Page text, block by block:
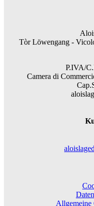
Tòr Löwengang -
P.IVA/
Camera di
Allgemeine